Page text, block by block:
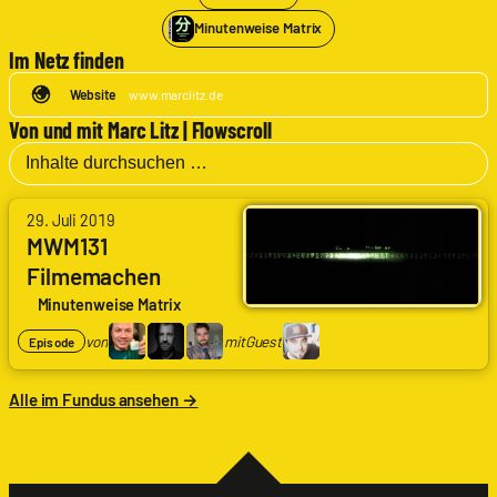
Minutenweise Matrix
Im Netz finden
Website www.marclitz.de
Von und mit Marc Litz | Flowscroll
29. Juli 2019
MWM131
Filmemachen
Minutenweise Matrix
Episode von mitGuest
von
Arne
Ruddat
Codenaga,
Alexander
Waschkau
Hoaxmaster,
Wölfle
Marc
Alle im Fundus ansehen →